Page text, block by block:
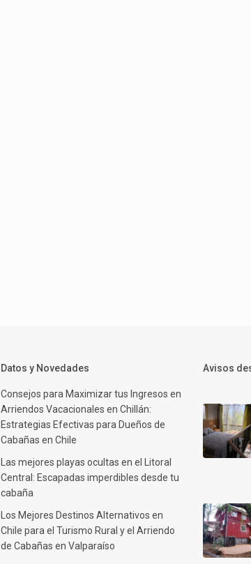
Datos y Novedades
Consejos para Maximizar tus Ingresos en
Arriendos Vacacionales en Chillán:
Estrategias Efectivas para Dueños de
Cabañas en Chile
Las mejores playas ocultas en el Litoral
Central: Escapadas imperdibles desde tu
cabaña
Los Mejores Destinos Alternativos en
Chile para el Turismo Rural y el Arriendo
de Cabañas en Valparaíso
Avisos